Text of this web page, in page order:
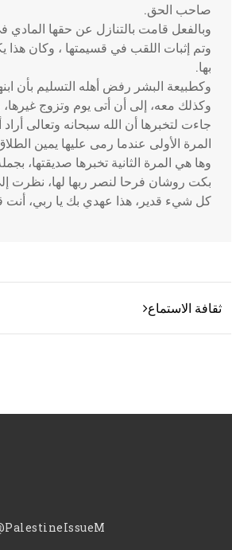
صاحب الحق.
وبالفعل قامت بالتنازل عن حقها المادي
وتم إثبات اللقب في قسيمتها ، وكان
بها.
وكطبيعة البشر رفض أهله التسليم بأن
وكذلك معه، إلى أن أتى يوم وتزوج
جاءت لتخبرها أن الله سبحانه وتعالى
المرة الأولى عندما رمى عليها يمين
وها هي المرة الثانية تخبرها صديقتها،
بكت روشان فرحا لنصر ربها لها، نظرت
كل شيء قدير، هذا عهدي بك يا ربي، أنت
تصفّح المقالات
ثقافة الاستماع